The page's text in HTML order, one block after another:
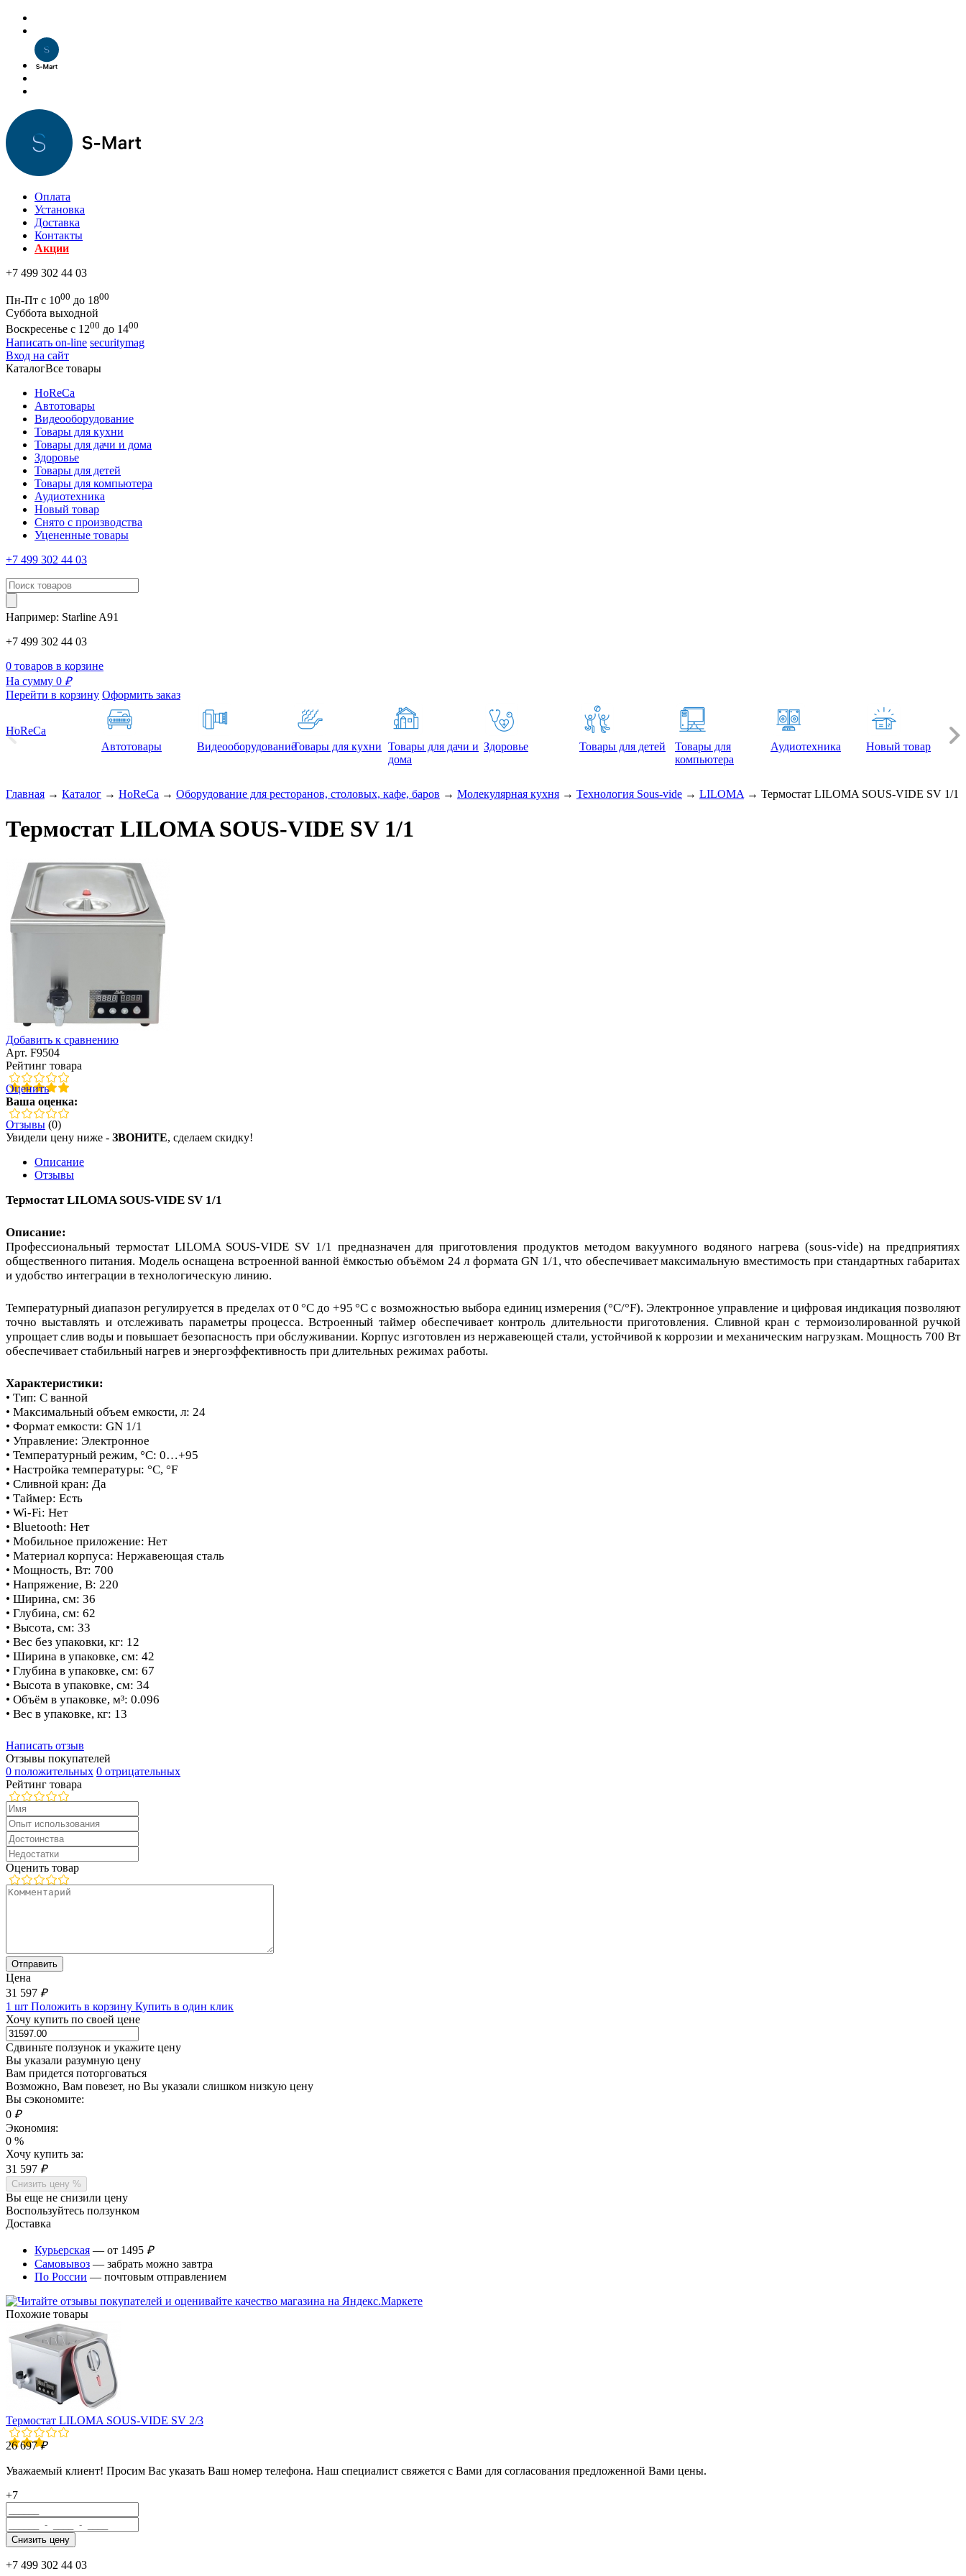
Оплата
Установка
Доставка
Контакты
Акции
+7 499 302 44 03
Пн-Пт с 1000 до 1800
Суббота выходной
Воскресенье с 1200 до 1400
Написать on-line securitymag
Вход на сайт
КаталогВсе товары
HoReCa
Автотовары
Видеооборудование
Товары для кухни
Товары для дачи и дома
Здоровье
Товары для детей
Товары для компьютера
Аудиотехника
Новый товар
Снято с производства
Уцененные товары
+7 499 302 44 03
Например: Starline A91
+7 499 302 44 03
0 товаров в корзине
На сумму 0 ₽
Перейти в корзину Оформить заказ
HoReCa
Автотовары
ВидеооборудованиеТовары для кухни Товары для дачи и
дома
Здоровье Товары для детей
Товары для
компьютера
Аудиотехника Новый товар
Главная → Каталог → HoReCa → Оборудование для ресторанов, столовых, кафе, баров → Молекулярная кухня → Технология Sous-vide → LILOMA → Термостат LILOMA SOUS-VIDE SV 1/1
Термостат LILOMA SOUS-VIDE SV 1/1
Добавить к сравнению
Арт. F9504
Рейтинг товара
Оценить
Ваша оценка:
Отзывы (0)
Увидели цену ниже - ЗВОНИТЕ, сделаем скидку!
Описание
Отзывы
Термостат LILOMA SOUS-VIDE SV 1/1
Описание:
Профессиональный термостат LILOMA SOUS-VIDE SV 1/1 предназначен для приготовления продуктов методом вакуумного водяного нагрева (sous-vide) на предприятиях
общественного питания. Модель оснащена встроенной ванной ёмкостью объёмом 24 л формата GN 1/1, что обеспечивает максимальную вместимость при стандартных габаритах
и удобство интеграции в технологическую линию.
Температурный диапазон регулируется в пределах от 0 °C до +95 °C с возможностью выбора единиц измерения (°C/°F). Электронное управление и цифровая индикация позволяют
точно выставлять и отслеживать параметры процесса. Встроенный таймер обеспечивает контроль длительности приготовления. Сливной кран с термоизолированной ручкой
упрощает слив воды и повышает безопасность при обслуживании. Корпус изготовлен из нержавеющей стали, устойчивой к коррозии и механическим нагрузкам. Мощность 700 Вт
обеспечивает стабильный нагрев и энергоэффективность при длительных режимах работы.
Характеристики:
• Тип: С ванной
• Максимальный объем емкости, л: 24
• Формат емкости: GN 1/1
• Управление: Электронное
• Температурный режим, °C: 0…+95
• Настройка температуры: °C, °F
• Сливной кран: Да
• Таймер: Есть
• Wi-Fi: Нет
• Bluetooth: Нет
• Мобильное приложение: Нет
• Материал корпуса: Нержавеющая сталь
• Мощность, Вт: 700
• Напряжение, В: 220
• Ширина, см: 36
• Глубина, см: 62
• Высота, см: 33
• Вес без упаковки, кг: 12
• Ширина в упаковке, см: 42
• Глубина в упаковке, см: 67
• Высота в упаковке, см: 34
• Объём в упаковке, м³: 0.096
• Вес в упаковке, кг: 13
Написать отзыв
Отзывы покупателей
0 положительных 0 отрицательных
Рейтинг товара
Оценить товар
Цена
31 597 ₽
1 шт Положить в корзину Купить в один клик
Хочу купить по своей цене
Сдвиньте ползунок и укажите цену
Вы указали разумную цену
Вам придется поторговаться
Возможно, Вам повезет, но Вы указали слишком низкую цену
Вы сэкономите:
0 ₽
Экономия:
0 %
Хочу купить за:
31 597 ₽
Снизить цену %
Вы еще не снизили цену
Воспользуйтесь ползунком
Доставка
Курьерская — от 1495 ₽
Самовывоз — забрать можно завтра
По России — почтовым отправлением
Похожие товары
Термостат LILOMA SOUS-VIDE SV 2/3
26 697₽
Уважаемый клиент! Просим Вас указать Ваш номер телефона. Наш специалист свяжется с Вами для согласования предложенной Вами цены.
+7
+7 499 302 44 03